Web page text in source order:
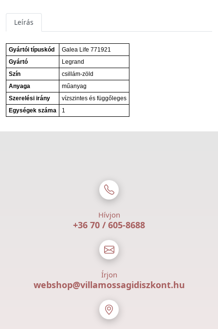
Leírás
Gyártói típuskód
Galea Life 771921
Gyártó
Legrand
Szín
csillám-zöld
Anyaga
műanyag
Szerelési irány
vízszintes és függőleges
Egységek száma
1
Hívjon
+36 70 / 605-8688
Írjon
webshop@villamossagidiszkont.hu